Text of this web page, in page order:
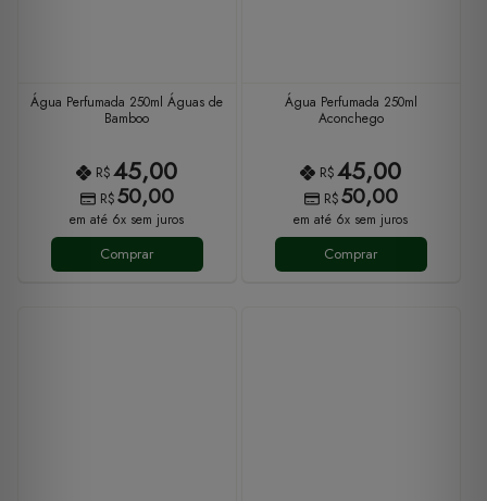
Água Perfumada 250ml Águas de
Bamboo
R$45,00
R$50,00
em até 6x sem juros
Comprar
Água Perfumada 250ml
Aconchego
R$45,00
R$50,00
em até 6x sem juros
Comprar